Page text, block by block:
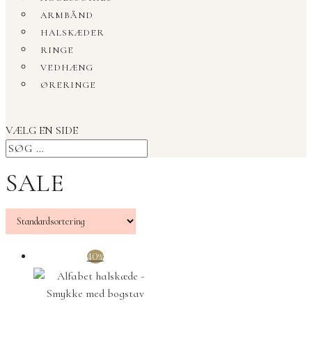
ARMBÅND
HALSKÆDER
RINGE
VEDHÆNG
ØRERINGE
VÆLG EN SIDE
SALE
40%